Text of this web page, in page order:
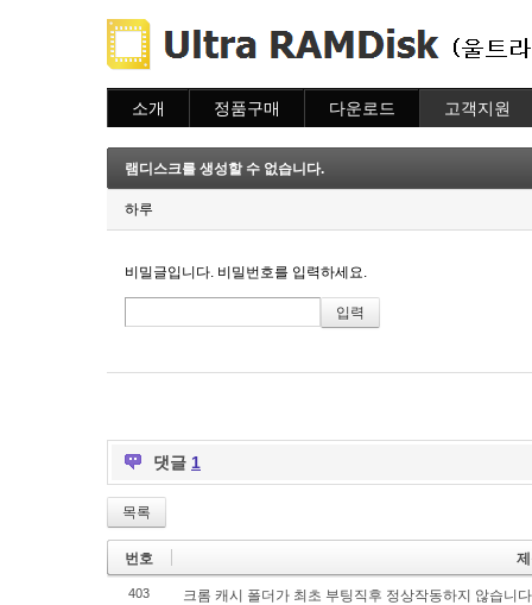
소개 정품구매
주문조회
이용안내
다운로드 고객지원
질문하기
램디스크를 생성할 수 없습니다.
하루
비밀글입니다. 비밀번호를 입력하세요.
댓글 1
목록
번호
403 크롬 캐시 폴더가 최초 부팅직후 정상작동하지 않습니